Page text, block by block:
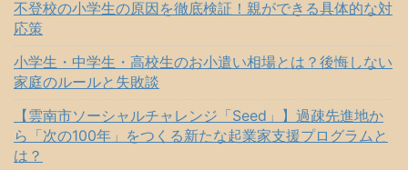
不登校の小学生の原因を徹底検証！親ができる具体的な対
応策
小学生・中学生・高校生のお小遣い相場とは？後悔しない
家庭のルールと失敗談
【雲南市ソーシャルチャレンジ「Seed」】過疎先進地か
ら「次の100年」をつくる新たな起業家支援プログラムと
は？